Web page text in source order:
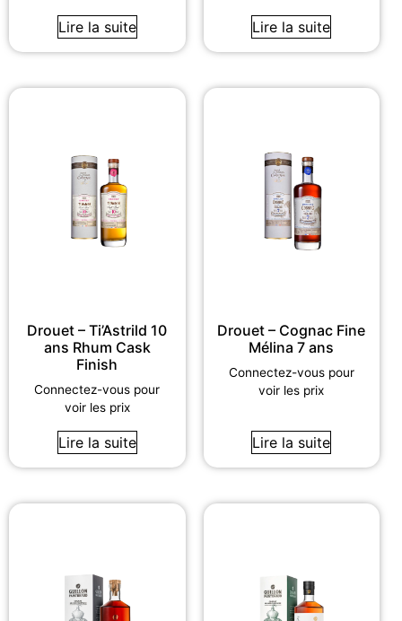
Lire la suite Lire la suite
Drouet – Ti’Astrild 10
ans Rhum Cask
Finish
Connectez-vous pour
voir les prix
Lire la suite
Drouet – Cognac Fine
Mélina 7 ans
Connectez-vous pour
voir les prix
Lire la suite